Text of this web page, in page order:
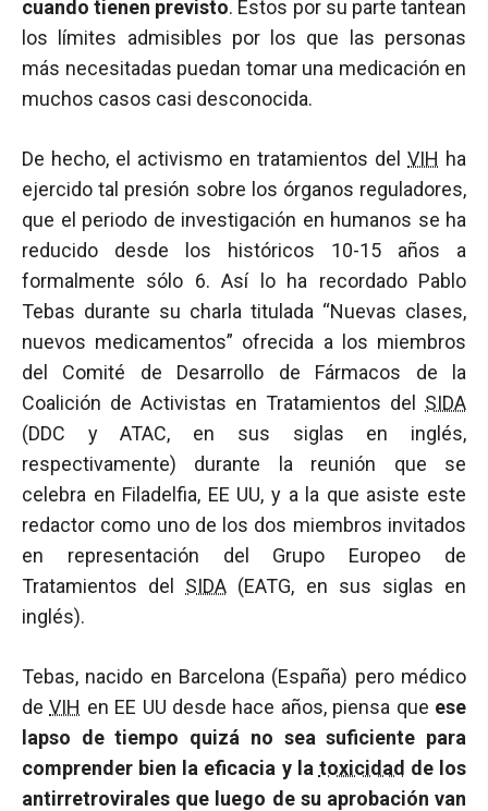
cuando tienen previsto. Éstos por su parte tantean
los límites admisibles por los que las personas
más necesitadas puedan tomar una medicación en
muchos casos casi desconocida.
De hecho, el activismo en tratamientos del VIH ha
ejercido tal presión sobre los órganos reguladores,
que el periodo de investigación en humanos se ha
reducido desde los históricos 10-15 años a
formalmente sólo 6. Así lo ha recordado Pablo
Tebas durante su charla titulada “Nuevas clases,
nuevos medicamentos” ofrecida a los miembros
del Comité de Desarrollo de Fármacos de la
Coalición de Activistas en Tratamientos del SIDA
(DDC y ATAC, en sus siglas en inglés,
respectivamente) durante la reunión que se
celebra en Filadelfia, EE UU, y a la que asiste este
redactor como uno de los dos miembros invitados
en representación del Grupo Europeo de
Tratamientos del SIDA (EATG, en sus siglas en
inglés).
Tebas, nacido en Barcelona (España) pero médico
deVIH en EE UU desde hace años, piensa que ese
lapso de tiempo quizá no sea suficiente para
comprender bien la eficacia y la toxicidad de los
antirretrovirales que luego de su aprobación van